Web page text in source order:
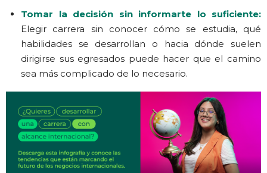
Tomar la decisión sin informarte lo suficiente:
Elegir carrera sin conocer cómo se estudia, qué
habilidades se desarrollan o hacia dónde suelen
dirigirse sus egresados puede hacer que el camino
sea más complicado de lo necesario.